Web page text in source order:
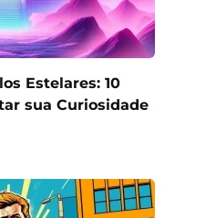
Estelares: 10
sua Curiosidade